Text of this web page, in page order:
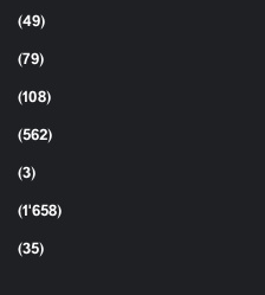
(49)
(79)
(108)
(562)
(3)
(1٬658)
(35)